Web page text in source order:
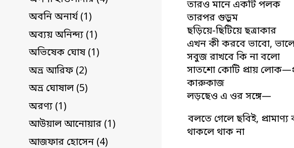
অবনি অনার্য (1)
অব্যয় অনিন্দ্য (1)
অভিষেক ঘোষ (1)
অভ্র আরিফ (2)
অভ্র ঘোষাল (5)
অরণ্য (1)
আউয়াল আনোয়ার (1)
আজফার হোসেন (4)
তারও মানে একটি পলক
তারপর গুড়ুম
ছড়িয়ে-ছিটিয়ে ছত্রাকার
এখন কী করবে ভাবো,
সবুজ রাখবে কি না বলো
সাতশো কোটি প্রায়
কারুকাজ
লড়ছেও এ ওর সঙ্গে—
বলতে গেলে ছবিই,
থাকলে থাক না